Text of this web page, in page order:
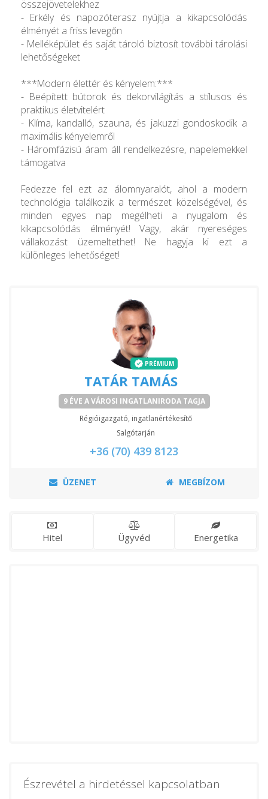
összejövetelekhez
- Erkély és napozóterasz nyújtja a kikapcsolódás
élményét a friss levegőn
- Melléképület és saját tároló biztosít további tárolási
lehetőségeket
***Modern élettér és kényelem:***
- Beépített bútorok és dekorvilágítás a stílusos és
praktikus életvitelért
- Klíma, kandalló, szauna, és jakuzzi gondoskodik a
maximális kényelemről
- Háromfázisú áram áll rendelkezésre, napelemekkel
támogatva
Fedezze fel ezt az álomnyaralót, ahol a modern
technológia találkozik a természet közelségével, és
minden egyes nap megélheti a nyugalom és
kikapcsolódás élményét! Vagy, akár nyereséges
vállakozást üzemeltethet! Ne hagyja ki ezt a
különleges lehetőséget!
PRÉMIUM
TATÁR TAMÁS
9 ÉVE A VÁROSI INGATLANIRODA TAGJA
Régióigazgató, ingatlanértékesítő
Salgótarján
+36 (70) 439 8123
ÜZENET MEGBÍZOM
Hitel Ügyvéd Energetika
Észrevétel a hirdetéssel kapcsolatban